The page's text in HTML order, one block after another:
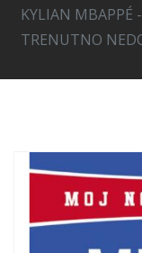
KYLIAN MBAPPÉ
TRENUTNO